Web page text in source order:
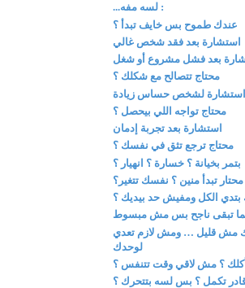
: لسه مفه...
عندك طموح بس خايف تبدأ ؟
استشارة بعد فقد شخص غالي
بعد فشل مشروع أو شغل
محتاج تتصالح مع شكلك ؟
استشارة لشخص حساس زيادة
محتاج تواجه اللي بيحصل ؟
استشارة بعد تجربة إدمان
محتاج ترجع تثق في نفسك ؟
بتمر بخيانة ؟ خسارة ؟ انهيار ؟
محتار تبدأ منين ؟ نفسك تتغير؟
الكل ومفيش حد بيديك ؟
تبقى ناجح بس مش مبسوط
مش قليل … ومش لازم تعدي
لوحدك
؟ مش لاقي وقت تتنفس ؟
تكمل ؟ بس لسه بتتحرك ؟